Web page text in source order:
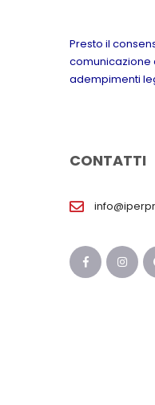
Presto il
comunicazione
adempimenti
CONTATTI